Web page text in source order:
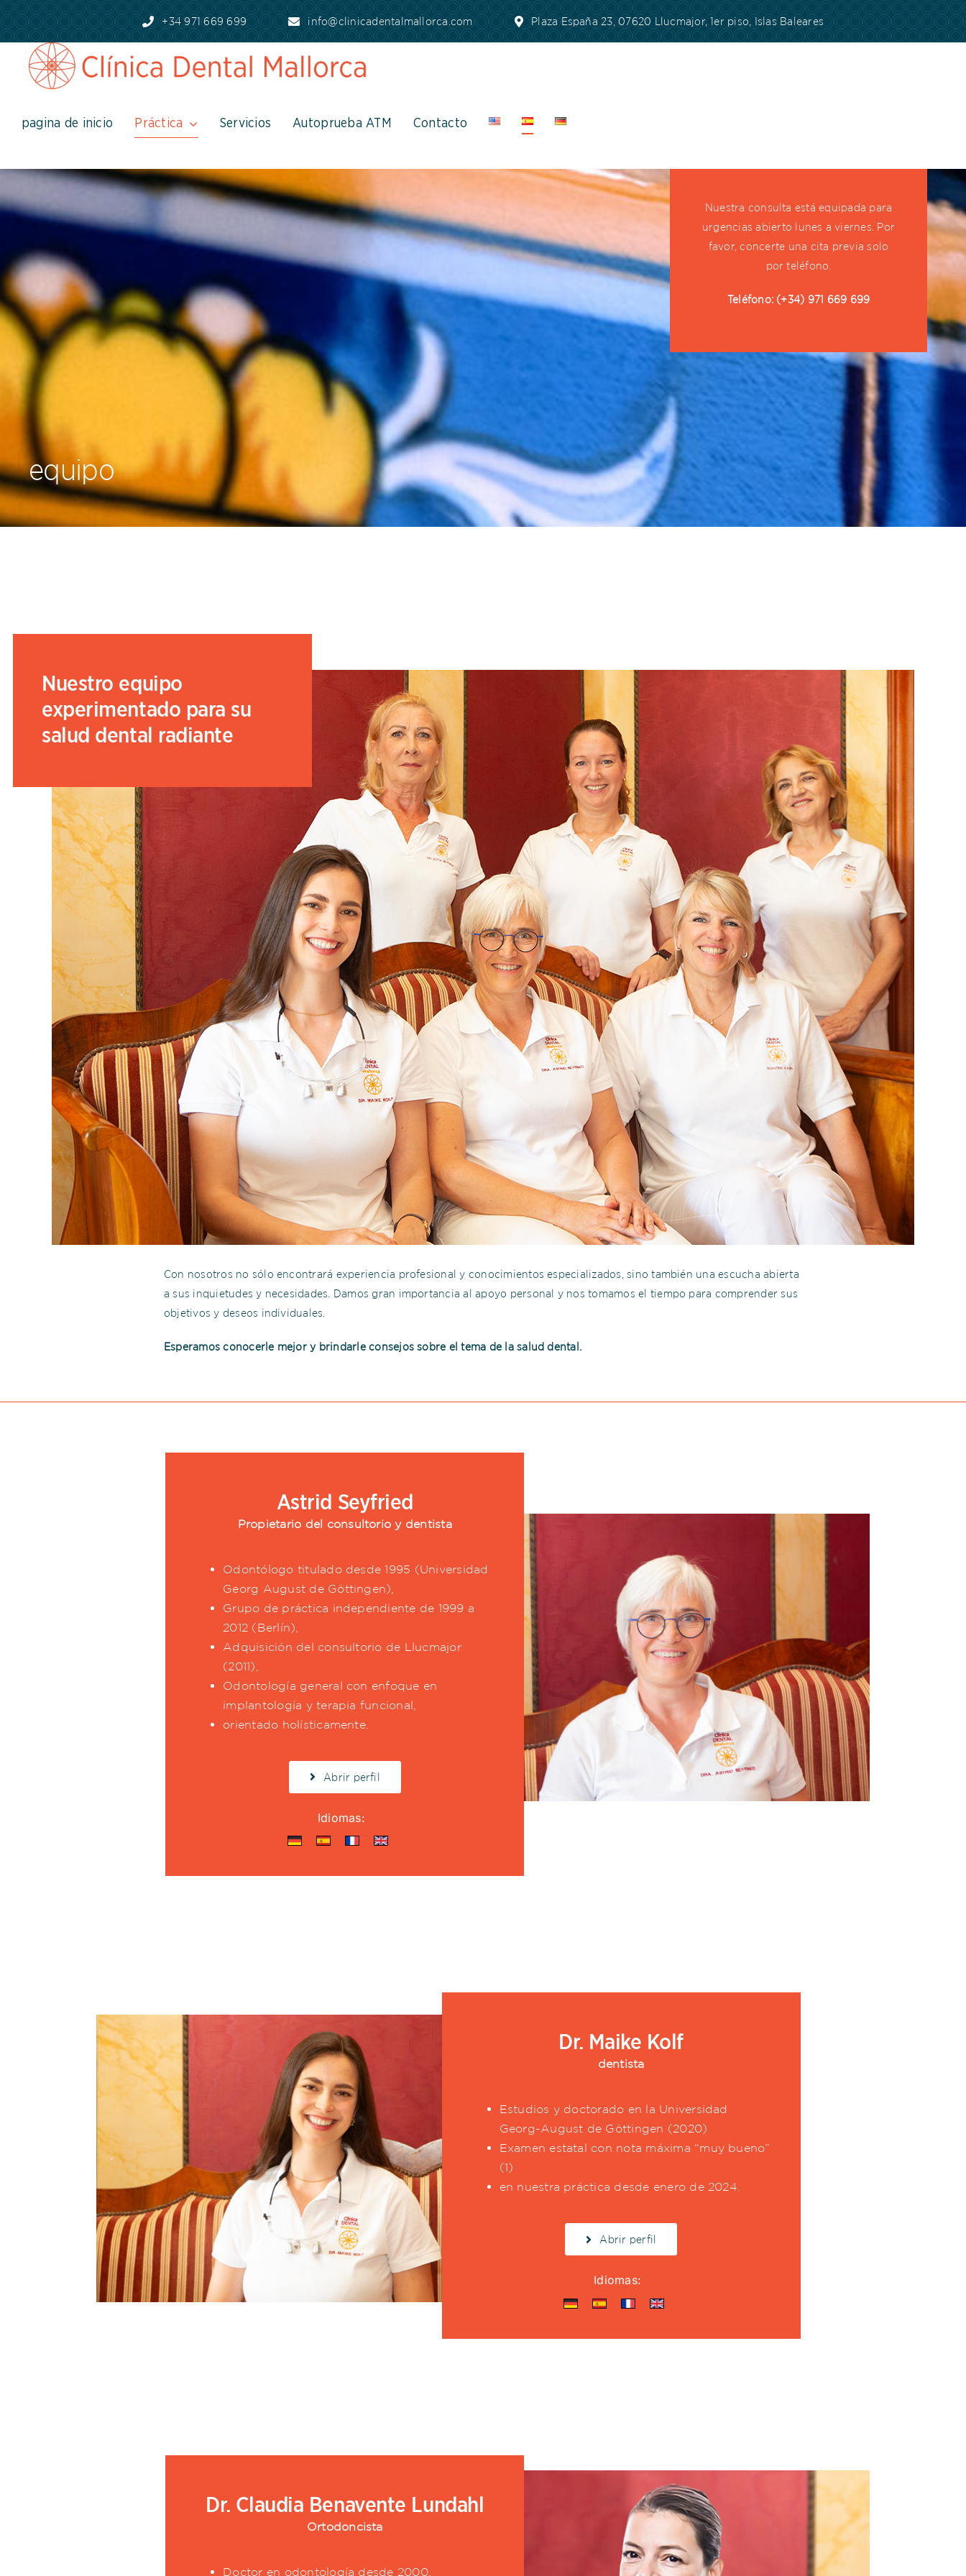
Skip
to
content
+34 971 669 699 info@clinicadentalmallorca.com Plaza España 23, 07620 Llucmajor, 1er piso, Islas Baleares
pagina de inicio Práctica Servicios Autoprueba ATM Contacto
Nuestra consulta está equipada para
urgencias abierto lunes a viernes. Por
favor, concerte una cita previa solo
por teléfono.
Teléfono: (+34) 971 669 699
equipo
Nuestro equipo
experimentado para su
salud dental radiante
Con nosotros no sólo encontrará experiencia profesional y conocimientos especializados, sino también una escucha abierta
a sus inquietudes y necesidades. Damos gran importancia al apoyo personal y nos tomamos el tiempo para comprender sus
objetivos y deseos individuales.
Esperamos conocerle mejor y brindarle consejos sobre el tema de la salud dental.
Astrid Seyfried
Propietario del consultorio y dentista
Odontólogo titulado desde 1995 (Universidad
Georg August de Göttingen),
Grupo de práctica independiente de 1999 a
2012 (Berlín),
Adquisición del consultorio de Llucmajor
(2011),
Odontología general con enfoque en
implantología y terapia funcional,
orientado holísticamente.
Abrir perfil
Idiomas:
Dr. Maike Kolf
dentista
Estudios y doctorado en la Universidad
Georg-August de Göttingen (2020)
Examen estatal con nota máxima “muy bueno”
(1)
en nuestra práctica desde enero de 2024.
Abrir perfil
Idiomas:
Dr. Claudia Benavente Lundahl
Ortodoncista
Doctor en odontología desde 2000,